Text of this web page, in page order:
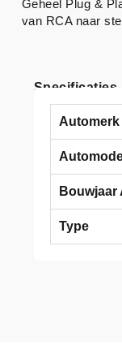
Specificaties
Automerk
Bouwjaar
Type
Geheel Plug &
van RCA naar